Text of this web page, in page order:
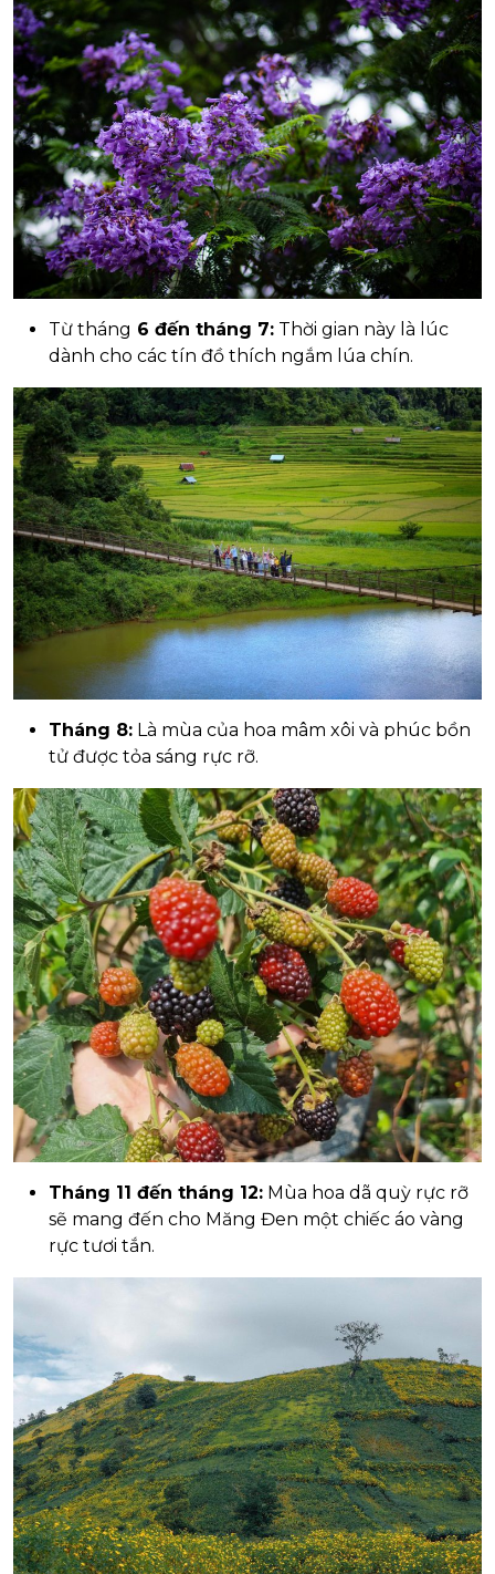
Từ tháng 6 đến tháng 7: Thời gian này là lúc
dành cho các tín đồ thích ngắm lúa chín.
Tháng 8: Là mùa của hoa mâm xôi và phúc bồn
tử được tỏa sáng rực rỡ.
Tháng 11 đến tháng 12: Mùa hoa dã quỳ rực rỡ
sẽ mang đến cho Măng Đen một chiếc áo vàng
rực tươi tắn.